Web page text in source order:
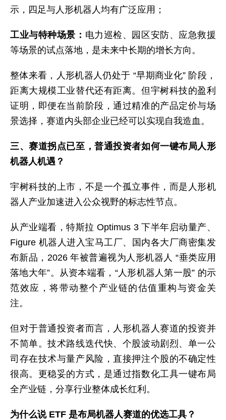
示，四足与人形机器人均有广泛应用；
工业与特种场景： 电力巡检、园区安防、应急救援
等场景的试点落地，是未来中长期的增长方向。
整体来看，人形机器人仍处于 “早期商业化” 阶段，
距离大规模工业替代还有距离。但宇树科技的盈利
证明，即便在当前阶段，通过精准的产品定价与场
景选择，赛道内头部企业已经可以实现自我造血。
三、赛道拐点已至，普通投资者如何一键布局人形
机器人机遇？
宇树科技的上市，不是一个孤立事件，而是人形机
器人产业加速进入公众视野的标志性节点。
从产业端看，特斯拉 Optimus 3 下半年启动量产、
Figure 机器人进入宝马工厂、国内各大厂商密集发
布新品，2026 年被普遍视为人形机器人 “垂类应用
落地大年”。从资本端看，“人形机器人第一股” 的示
范效应，将带动整个产业链的估值重构与资金关
注。
但对于普通投资者而言，人形机器人赛道的投资并
不简单。技术路线迭代快、个股波动剧烈、单一公
司存在技术与量产风险，直接押注个股的不确定性
很高。更稳妥的方式，是通过指数化工具一键布局
全产业链，分享行业整体成长红利。
为什么说 ETF 是布局机器人赛道的优选工具？